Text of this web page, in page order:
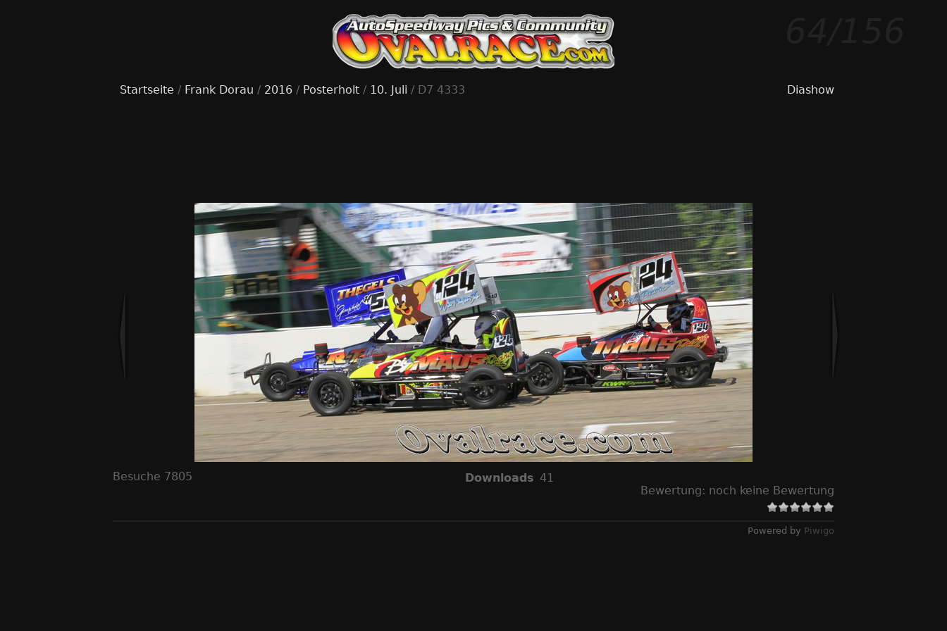
Startseite / Frank Dorau / 2016 / Posterholt / 10. Juli / D7 4333 Diashow
Besuche 7805 Downloads 41
Bewertung: noch keine Bewertung
Powered by Piwigo